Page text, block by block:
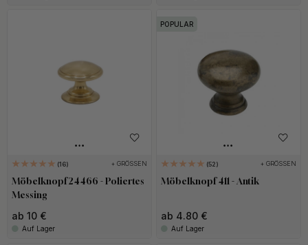
16 + GRÖSSEN
Möbelknopf 24466 - Poliertes
Messing
ab 10 €
Auf Lager
POPULAR
52 + GRÖSSEN
Möbelknopf 411 - Antik
ab 4.80 €
Auf Lager